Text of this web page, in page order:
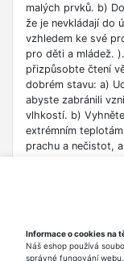
malých prvků. b)
že je nevkládají do
vzhledem ke své
pro děti a mládež.
přizpůsobte čtení
dobrém stavu: a)
abyste zabránili
vlhkostí. b)
extrémním
prachu a nečistot,
vzdělávací nebo
vydání, protože
zdrojů uvedených v
bezpečnosti na síti.
Informace o cookies na
Náš eshop používá
správné fungování webu.